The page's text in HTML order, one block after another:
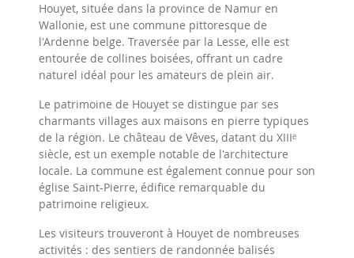
Houyet, située dans la province de Namur en
Wallonie, est une commune pittoresque de
l'Ardenne belge. Traversée par la Lesse, elle est
entourée de collines boisées, offrant un cadre
naturel idéal pour les amateurs de plein air.
Le patrimoine de Houyet se distingue par ses
charmants villages aux maisons en pierre typiques
de la région. Le château de Vêves, datant du XIIIᵉ
siècle, est un exemple notable de l'architecture
locale. La commune est également connue pour son
église Saint-Pierre, édifice remarquable du
patrimoine religieux.
Les visiteurs trouveront à Houyet de nombreuses
activités : des sentiers de randonnée balisés